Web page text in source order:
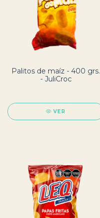
Palitos de maíz - 400 grs.
- JuliCroc
VER